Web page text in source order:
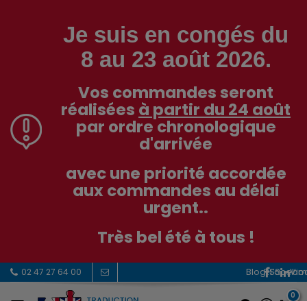
Je suis en congés du
8 au 23 août 2026.
Vos commandes seront
réalisées à partir du 24 août
par ordre chronologique
d'arrivée
avec une priorité accordée
aux commandes au délai
urgent..
Très bel été à tous !
02 47 27 64 00 RSS
0